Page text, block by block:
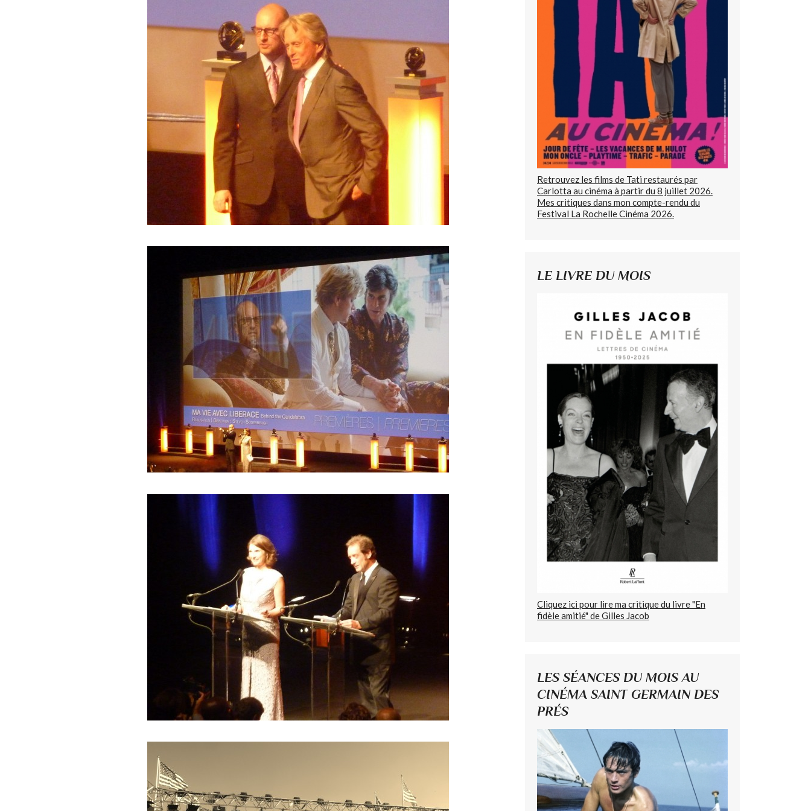
Retrouvez les films de Tati restaurés par
Carlotta au cinéma à partir du 8 juillet 2026.
Mes critiques dans mon compte-rendu du
Festival La Rochelle Cinéma 2026.
LE LIVRE DU MOIS
Cliquez ici pour lire ma critique du livre "En
fidèle amitié" de Gilles Jacob
LES SÉANCES DU MOIS AU
CINÉMA SAINT GERMAIN DES
PRÉS